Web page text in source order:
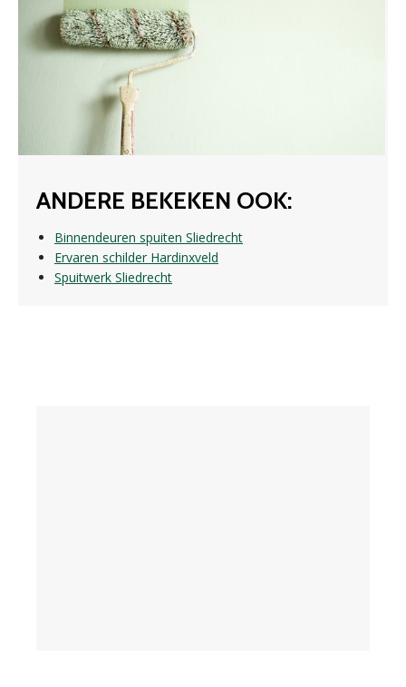
ANDERE BEKEKEN OOK:
Binnendeuren spuiten Sliedrecht
Ervaren schilder Hardinxveld
Spuitwerk Sliedrecht